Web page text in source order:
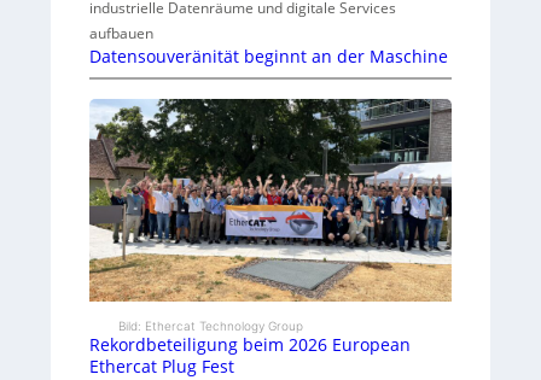
industrielle Datenräume und digitale Services
aufbauen
Datensouveränität beginnt an der Maschine
Bild: Ethercat Technology Group
Rekordbeteiligung beim 2026 European
Ethercat Plug Fest